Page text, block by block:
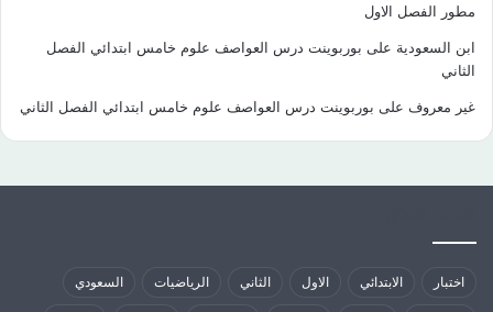
مطور الفصل الاول
ابن السعودية على بوربوينت درس العواصف علوم خامس ابتدائي الفصل
الثاني
غير معروف على بوربوينت درس العواصف علوم خامس ابتدائي الفصل الثاني
اختبار الابتدائي الاول الثاني الرياضيات السعودي